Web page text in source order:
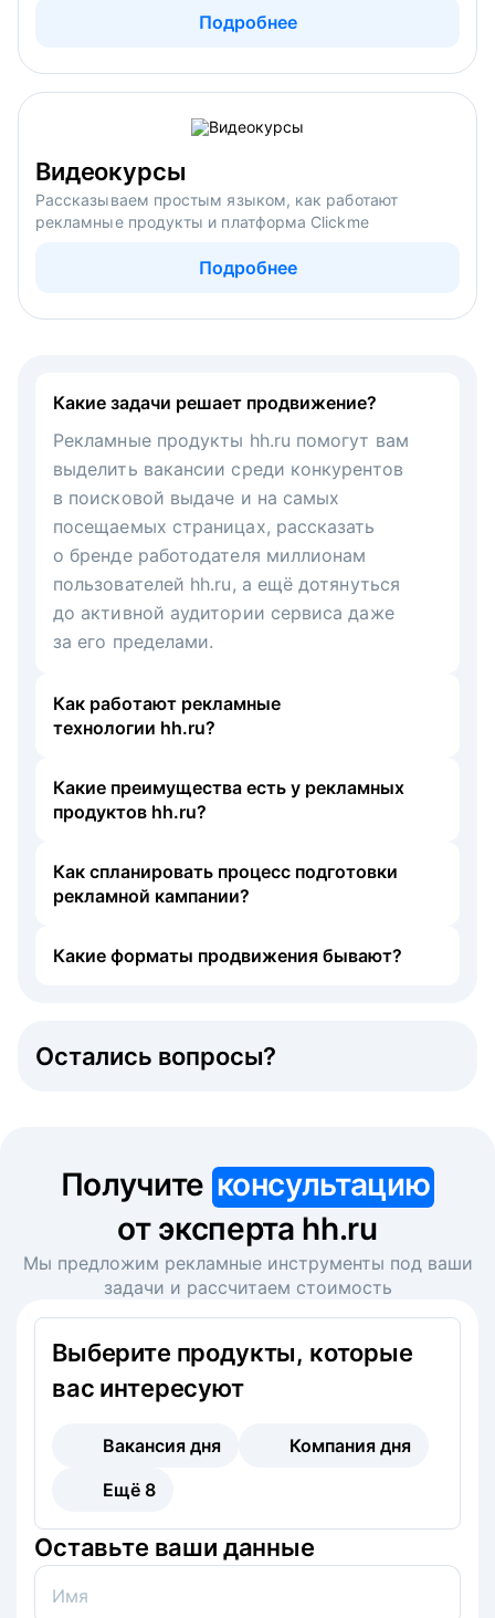
Подробнее
Видеокурсы
Рассказываем простым языком, как работают
рекламные продукты и платформа Clickme
Подробнее
Какие задачи решает продвижение?
Рекламные продукты hh.ru помогут вам
выделить вакансии среди конкурентов
в поисковой выдаче и на самых
посещаемых страницах, рассказать
о бренде работодателя миллионам
пользователей hh.ru, а ещё дотянуться
до активной аудитории сервиса даже
за его пределами.
Как работают рекламные
технологии hh.ru?
Какие преимущества есть у рекламных
продуктов hh.ru?
Как спланировать процесс подготовки
рекламной кампании?
Какие форматы продвижения бывают?
Остались вопросы?
Получите консультацию
от эксперта hh.ru
Мы предложим рекламные инструменты под ваши
задачи и рассчитаем стоимость
Выберите продукты, которые
вас интересуют
Вакансия дня
Компания дня
Ещё 8
Оставьте ваши данные
Имя